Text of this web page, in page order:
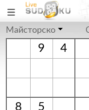
Майсторско
9 4
8 5